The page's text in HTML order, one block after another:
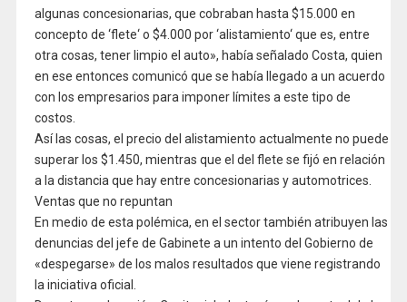
algunas concesionarias, que cobraban hasta $15.000 en
concepto de ‘flete‘ o $4.000 por ‘alistamiento‘ que es, entre
otra cosas, tener limpio el auto», había señalado Costa, quien
en ese entonces comunicó que se había llegado a un acuerdo
con los empresarios para imponer límites a este tipo de
costos.
Así las cosas, el precio del alistamiento actualmente no puede
superar los $1.450, mientras que el del flete se fijó en relación
a la distancia que hay entre concesionarias y automotrices.
Ventas que no repuntan
En medio de esta polémica, en el sector también atribuyen las
denuncias del jefe de Gabinete a un intento del Gobierno de
«despegarse» de los malos resultados que viene registrando
la iniciativa oficial.